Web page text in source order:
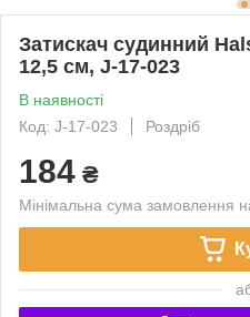
Затискач судинний
12,5 см, J-17-023
В наявності
Код: J-17-023
Роздріб
184 ₴
Мінімальна сума замовлення